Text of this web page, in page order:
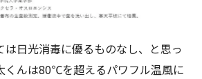
は日光消毒に優るものなし、と思っ
くんは80℃を超えるパワフル温風に